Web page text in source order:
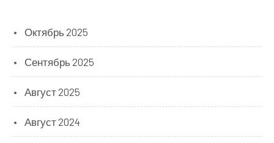
Октябрь 2025
Сентябрь 2025
Август 2025
Август 2024